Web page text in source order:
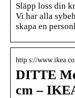
Släpp loss din
Vi har alla
skapa en
http s://
DITTE
cm –